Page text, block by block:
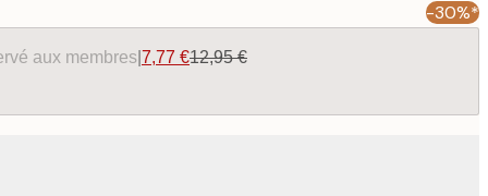
-30%*
aux membres 7,77 €12,95 €